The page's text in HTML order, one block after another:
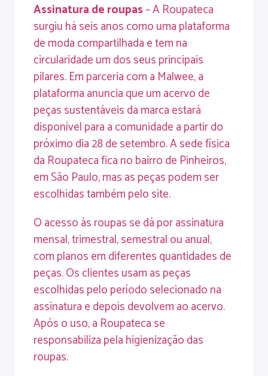
Assinatura de roupas– A Roupateca
surgiu há seis anos como uma plataforma
de moda compartilhada e tem na
circularidade um dos seus principais
pilares. Em parceria com a Malwee, a
plataforma anuncia que um acervo de
peças sustentáveis da marca estará
disponível para a comunidade a partir do
próximo dia 28 de setembro. A sede física
da Roupateca fica no bairro de Pinheiros,
em São Paulo, mas as peças podem ser
escolhidas também pelosite.
O acesso às roupas se dá por assinatura
mensal, trimestral, semestral ou anual,
com planos em diferentes quantidades de
peças. Os clientes usam as peças
escolhidas pelo período selecionado na
assinatura e depois devolvem ao acervo.
Após o uso, a Roupateca se
responsabiliza pela higienização das
roupas.